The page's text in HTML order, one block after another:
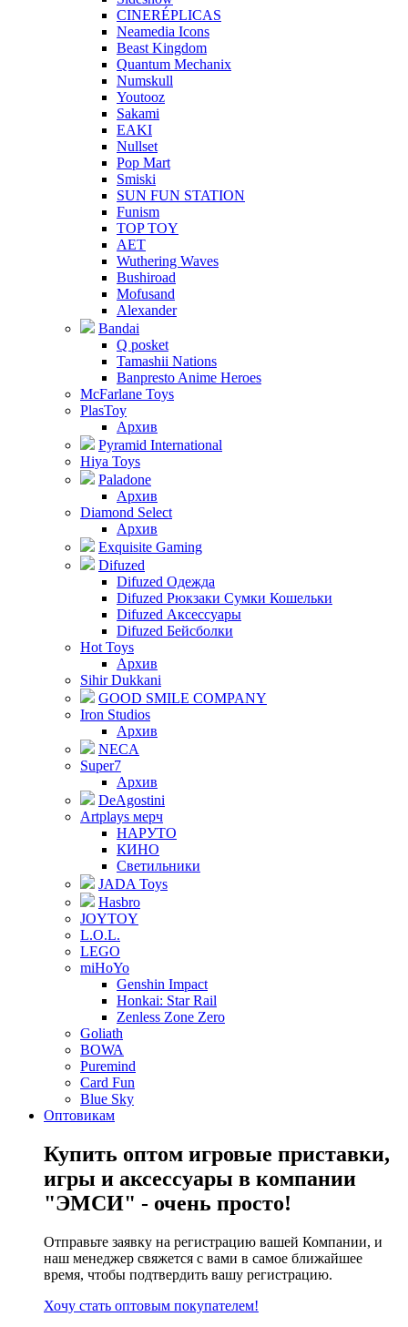
CINERÉPLICAS
Neamedia Icons
Beast Kingdom
Quantum Mechanix
Numskull
Youtooz
Sakami
EAKI
Nullset
Pop Mart
Smiski
SUN FUN STATION
Funism
TOP TOY
AET
Wuthering Waves
Bushiroad
Mofusand
Alexander
Bandai
Q posket
Tamashii Nations
Banpresto Anime Heroes
McFarlane Toys
PlasToy
Архив
Pyramid International
Hiya Toys
Paladone
Архив
Diamond Select
Архив
Exquisite Gaming
Difuzed
Difuzed Одежда
Difuzed Рюкзаки Сумки Кошельки
Difuzed Аксессуары
Difuzed Бейсболки
Hot Toys
Архив
Sihir Dukkani
GOOD SMILE COMPANY
Iron Studios
Архив
NECA
Super7
Архив
DeAgostini
Artplays мерч
НАРУТО
КИНО
Светильники
JADA Toys
Hasbro
JOYTOY
L.O.L.
LEGO
miHoYo
Genshin Impact
Honkai: Star Rail
Zenless Zone Zero
Goliath
BOWA
Puremind
Card Fun
Blue Sky
Оптовикам
Купить оптом игровые приставки,
игры и аксессуары в компании
"ЭМСИ" - очень просто!
Отправьте заявку на регистрацию вашей Компании, и
наш менеджер свяжется с вами в самое ближайшее
время, чтобы подтвердить вашу регистрацию.
Хочу стать оптовым покупателем!